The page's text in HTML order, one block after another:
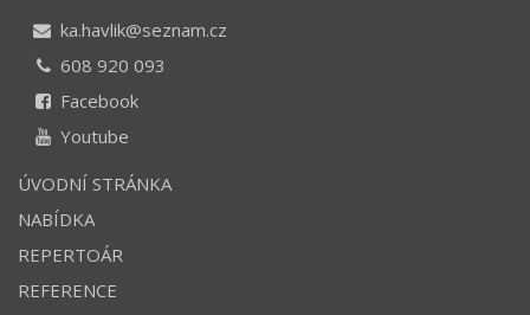
ka.havlik@seznam.cz
608 920 093
Facebook
Youtube
ÚVODNÍ STRÁNKA
NABÍDKA
REPERTOÁR
REFERENCE